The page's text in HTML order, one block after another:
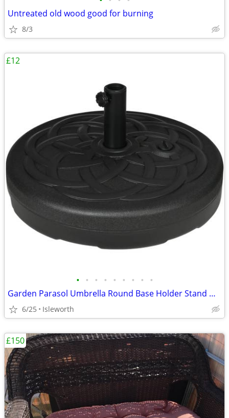
Untreated old wood good for burning
8/3
• • • • • • • • •
Garden Parasol Umbrella Round Base Holder Stand Weight Fillable Water
6/25 Isleworth
£12
£150